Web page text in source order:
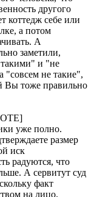
другого
коттедж себе или
а потом
А
заметили,
и "не
"совсем не такие",
Вы тоже правильно
уже полно.
размер
иск
радуются, что
А сервитут суд
факт
на лицо.